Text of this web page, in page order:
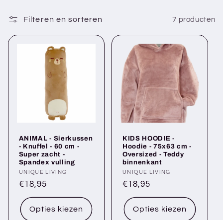
l
e
Filteren en sorteren 7 producten
ANIMAL - Sierkussen
- Knuffel - 60 cm -
Super zacht -
Spandex vulling
Verkoper:
UNIQUE LIVING
Normale
prijs
€18,95
Opties kiezen
KIDS HOODIE -
Hoodie - 75x63 cm -
Oversized - Teddy
binnenkant
Verkoper:
UNIQUE LIVING
Normale
prijs
€18,95
Opties kiezen